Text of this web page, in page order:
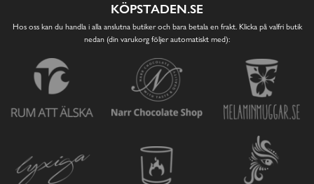
KÖPSTADEN.SE
Hos oss kan du handla i alla anslutna butiker och bara betala en frakt. Klicka på valfri butik
nedan (din varukorg följer automatiskt med):